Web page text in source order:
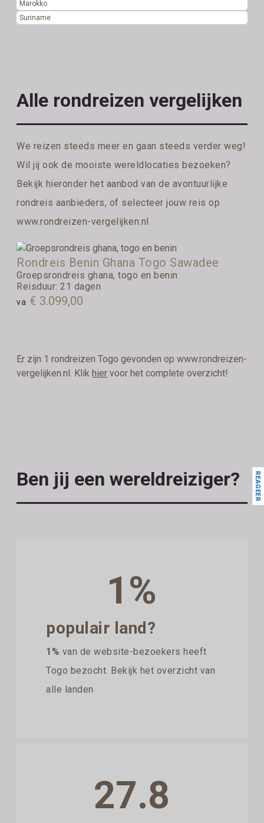
Marokko
Suriname
Alle rondreizen vergelijken
We reizen steeds meer en gaan steeds verder weg!
Wil jij ook de mooiste wereldlocaties bezoeken?
Bekijk hieronder het aanbod van de avontuurlijke
rondreis aanbieders, of selecteer jouw reis op
www.rondreizen-vergelijken.nl
Rondreis Benin Ghana Togo Sawadee
Groepsrondreis ghana, togo en benin
Reisduur: 21 dagen
va € 3.099,00
Er zijn 1 rondreizen Togo gevonden op www.rondreizen-
vergelijken.nl. Klikhier voor het complete overzicht!
Ben jij een wereldreiziger?
1%
populair land?
1% van de website-bezoekers heeft
Togo bezocht. Bekijk het overzicht van
alle landen
27.8
REAGEER